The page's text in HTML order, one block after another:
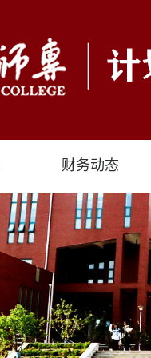
财务动态